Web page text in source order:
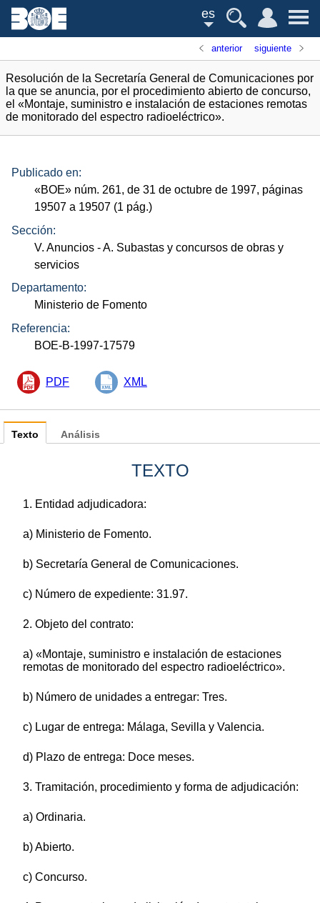
es
anterior siguiente
Resolución de la Secretaría General de Comunicaciones por
la que se anuncia, por el procedimiento abierto de concurso,
el «Montaje, suministro e instalación de estaciones remotas
de monitorado del espectro radioeléctrico».
Publicado en:
«BOE» núm. 261, de 31 de octubre de 1997, páginas
19507 a 19507 (1 pág.)
Sección:
V. Anuncios - A. Subastas y concursos de obras y
servicios
Departamento:
Ministerio de Fomento
Referencia:
BOE-B-1997-17579
PDF XML
Texto
TEXTO
1. Entidad adjudicadora:
a) Ministerio de Fomento.
b) Secretaría General de Comunicaciones.
c) Número de expediente: 31.97.
2. Objeto del contrato:
a) «Montaje, suministro e instalación de estaciones
remotas de monitorado del espectro radioeléctrico».
b) Número de unidades a entregar: Tres.
c) Lugar de entrega: Málaga, Sevilla y Valencia.
d) Plazo de entrega: Doce meses.
3. Tramitación, procedimiento y forma de adjudicación:
a) Ordinaria.
b) Abierto.
c) Concurso.
Análisis